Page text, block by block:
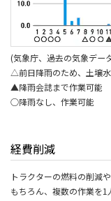
(気象庁、過去の気象デー
△前日降雨のため、土壌
▲降雨会誌まで作業可能
○降雨なし、作業可能
経費削減
トラクターの燃料の削減
もちろん、複数の作業を